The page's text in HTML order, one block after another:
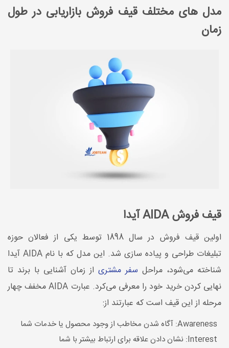
مدل های مختلف قیف فروش بازاریابی در طول
زمان
قیف فروش AIDA آیدا
اولین قیف فروش در سال 1898 توسط یکی از فعالان حوزه
تبلیغات طراحی و پیاده سازی شد. این مدل که با نام AIDA آیدا
شناخته می‌شود، مراحل سفر مشتری از زمان آشنایی با برند تا
نهایی کردن خرید خود را معرفی می‌کرد. عبارت AIDA مخفف چهار
مرحله از این قیف است که عبارتند از:
Awareness: آگاه شدن مخاطب از وجود محصول یا خدمات شما
Interest: نشان دادن علاقه برای ارتباط بیشتر با شما